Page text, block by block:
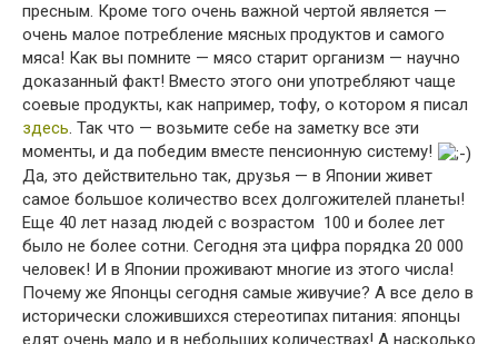
пресным. Кроме того очень важной чертой является —
очень малое потребление мясных продуктов и самого
мяса! Как вы помните — мясо старит организм — научно
доказанный факт! Вместо этого они употребляют чаще
соевые продукты, как например, тофу, о котором я писал
здесь. Так что — возьмите себе на заметку все эти
моменты, и да победим вместе пенсионную систему!
Да, это действительно так, друзья — в Японии живет
самое большое количество всех долгожителей планеты!
Еще 40 лет назад людей с возрастом 100 и более лет
было не более сотни. Сегодня эта цифра порядка 20 000
человек! И в Японии проживают многие из этого числа!
Почему же Японцы сегодня самые живучие? А все дело в
исторически сложившихся стереотипах питания: японцы
едят очень мало и в небольших количествах! А насколько